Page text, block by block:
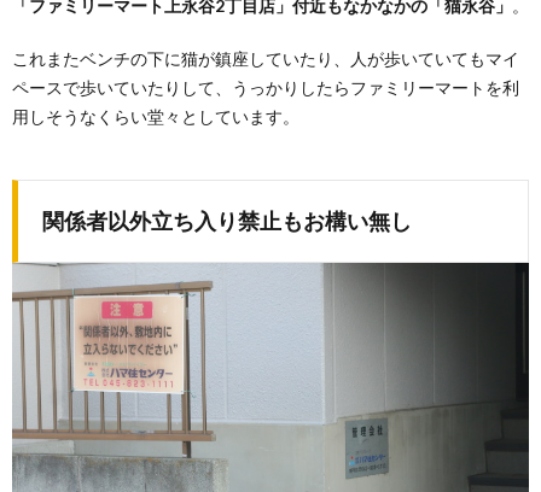
「ファミリーマート上永谷2丁目店」付近もなかなかの「猫永谷」 。
これまたベンチの下に猫が鎮座していたり、人が歩いていてもマイ
ペースで歩いていたりして、うっかりしたらファミリーマートを利
用しそうなくらい堂々としています。
関係者以外立ち入り禁止もお構い無し